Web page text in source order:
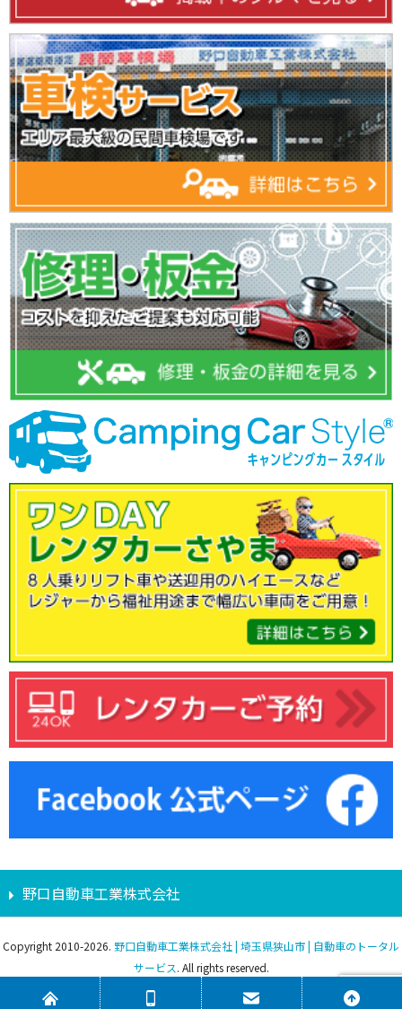
野口自動車工業株式会社
Copyright 2010-2026. 野口自動車工業株式会社 | 埼玉県狭山市 | 自動車のトータル
サービス. All rights reserved.